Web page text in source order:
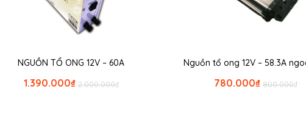
NGUỒN TỔ ONG 12V – 60A
₫
2.000.000
₫
1.390.000
Nguồn tổ ong 12V – 58.3A
₫
800.000
₫
780.000